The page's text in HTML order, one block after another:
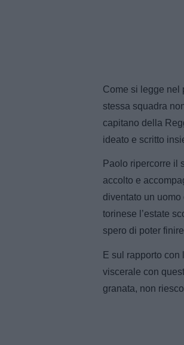
Come si legge nel
stessa squadra
capitano della
ideato e scritto
Paolo ripercorre il
accolto e
diventato un
torinese l’estate
spero di poter
E sul rapporto
viscerale con
granata, non